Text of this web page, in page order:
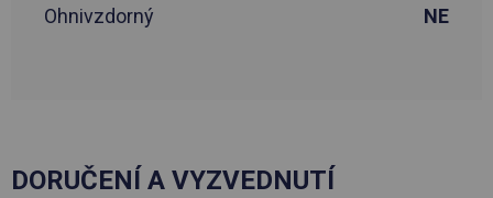
Ohnivzdorný NE
DORUČENÍ A VYZVEDNUTÍ